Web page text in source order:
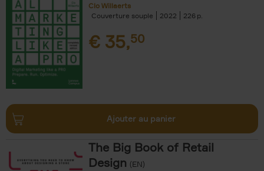
Clo Willaerts
Couverture souple
2022 226
€ 35,50
Ajouter au panier
The Big Book of Retail
Design (EN)